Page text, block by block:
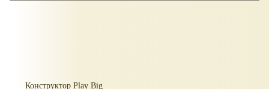
Конструктор Play Big